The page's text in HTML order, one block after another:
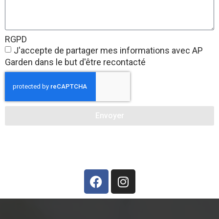
RGPD
J'accepte de partager mes informations avec AP
Garden dans le but d'être recontacté
Envoyer